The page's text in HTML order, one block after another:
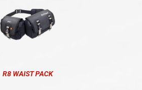
R8 WAIST PACK